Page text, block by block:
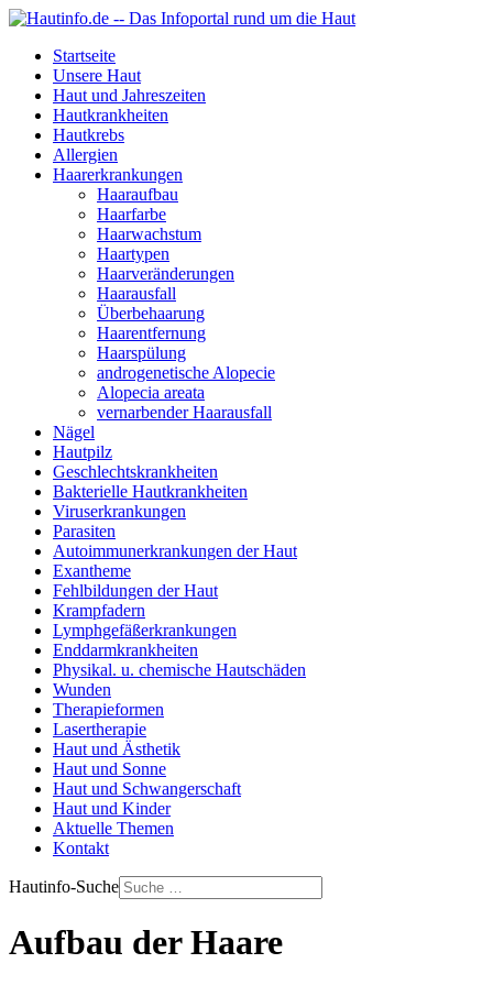
Startseite
Unsere Haut
Haut und Jahreszeiten
Hautkrankheiten
Hautkrebs
Allergien
Haarerkrankungen
Haaraufbau
Haarfarbe
Haarwachstum
Haartypen
Haarveränderungen
Haarausfall
Überbehaarung
Haarentfernung
Haarspülung
androgenetische Alopecie
Alopecia areata
vernarbender Haarausfall
Nägel
Hautpilz
Geschlechtskrankheiten
Bakterielle Hautkrankheiten
Viruserkrankungen
Parasiten
Autoimmunerkrankungen der Haut
Exantheme
Fehlbildungen der Haut
Krampfadern
Lymphgefäßerkrankungen
Enddarmkrankheiten
Physikal. u. chemische Hautschäden
Wunden
Therapieformen
Lasertherapie
Haut und Ästhetik
Haut und Sonne
Haut und Schwangerschaft
Haut und Kinder
Aktuelle Themen
Kontakt
Hautinfo-Suche
Aufbau der Haare